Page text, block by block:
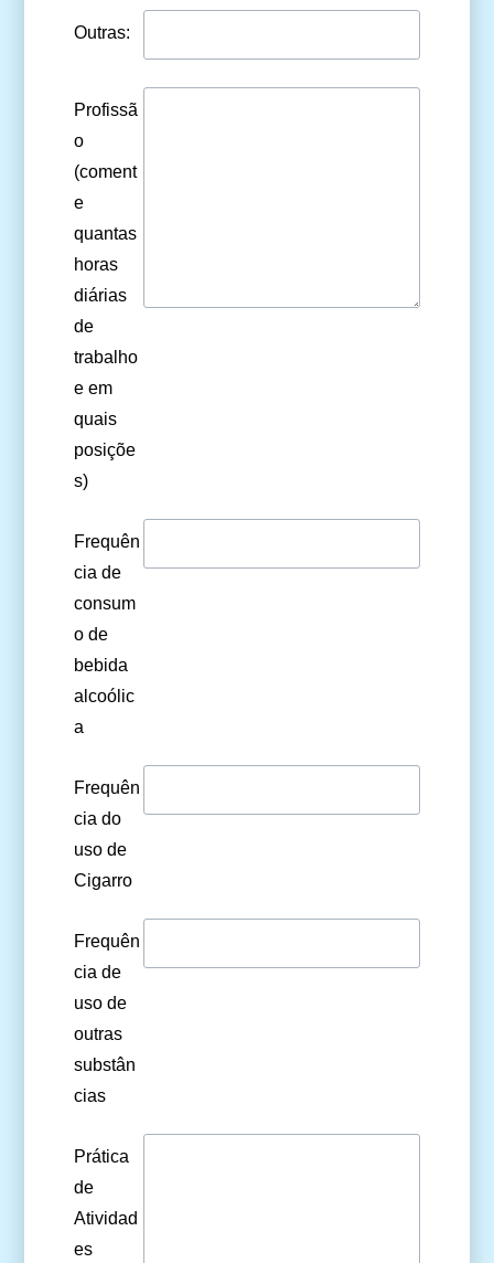
Outras:
Profissã
o
(coment
e
quantas
horas
diárias
de
trabalho
e em
quais
posiçõe
s)
Frequên
cia de
consum
o de
bebida
alcoólic
a
Frequên
cia do
uso de
Cigarro
Frequên
cia de
uso de
outras
substân
cias
Prática
de
Atividad
es